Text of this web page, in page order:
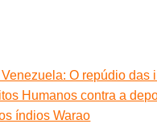
O repúdio das
Humanos contra a
índios Warao